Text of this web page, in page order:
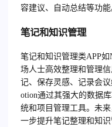
容建议、自动总结等功能
笔记和知识管理
笔记和知识管理类APP如
场人士高效整理和管理
记、保存灵感、记录会
otion通过其强大的数据
统和项目管理工具。未
一步提升笔记整理和知